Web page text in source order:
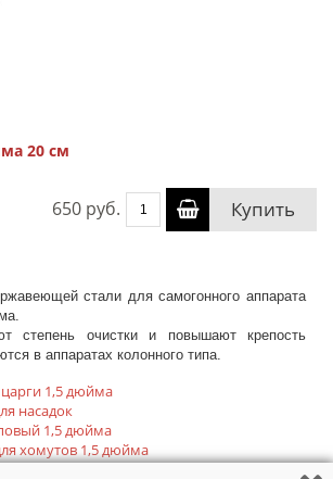
20 см
650 руб. Купить
стали для самогонного аппарата
степень очистки и повышают крепость
в аппаратах колонного типа.
царги 1,5 дюйма
насадок
1,5 дюйма
хомутов 1,5 дюйма